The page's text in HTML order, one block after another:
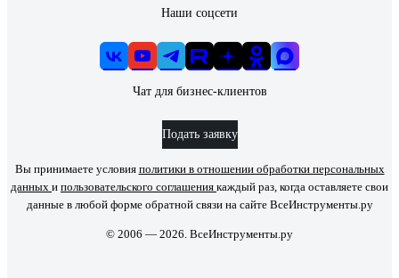
Наши соцсети
Чат для бизнес-клиентов
Подать заявку
Вы принимаете условия политики в отношении обработки персональных
данных и пользовательского соглашения каждый раз, когда оставляете свои
данные в любой форме обратной связи на сайте ВсеИнструменты.ру
© 2006 — 2026. ВсеИнструменты.ру